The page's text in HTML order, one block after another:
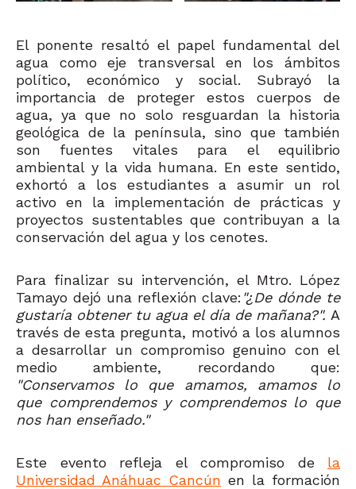
El ponente resaltó el papel fundamental del
agua como eje transversal en los ámbitos
político, económico y social. Subrayó la
importancia de proteger estos cuerpos de
agua, ya que no solo resguardan la historia
geológica de la península, sino que también
son fuentes vitales para el equilibrio
ambiental y la vida humana. En este sentido,
exhortó a los estudiantes a asumir un rol
activo en la implementación de prácticas y
proyectos sustentables que contribuyan a la
conservación del agua y los cenotes.
Para finalizar su intervención, el Mtro. López
Tamayo dejó una reflexión clave: "¿De dónde te
gustaría obtener tu agua el día de mañana?". A
través de esta pregunta, motivó a los alumnos
a desarrollar un compromiso genuino con el
medio ambiente, recordando que:
"Conservamos lo que amamos, amamos lo
que comprendemos y comprendemos lo que
nos han enseñado."
Este evento refleja el compromiso de la
Universidad Anáhuac Cancún en la formación